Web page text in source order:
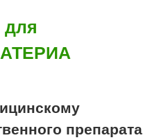
препарата